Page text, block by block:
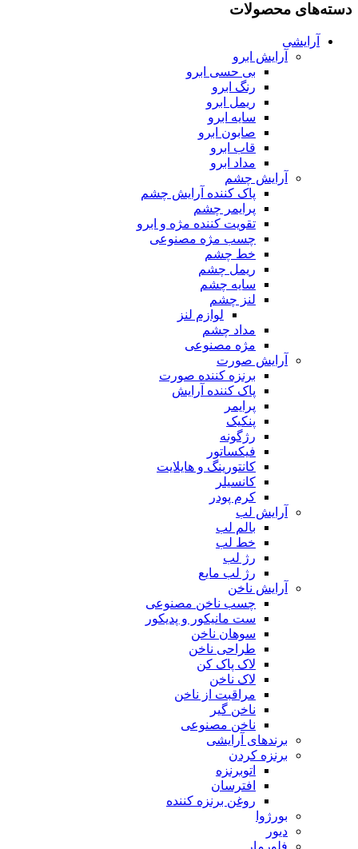
دسته‌های محصولات
آرایشی
آرایش ابرو
بی حسی ابرو
رنگ ابرو
ریمل ابرو
سایه ابرو
صابون ابرو
قاب ابرو
مداد ابرو
آرایش چشم
پاک کننده آرایش چشم
پرایمر چشم
تقویت کننده مژه و ابرو
چسب مژه مصنوعی
خط چشم
ریمل چشم
سایه چشم
لنز چشم
لوازم لنز
مداد چشم
مژه مصنوعی
آرایش صورت
برنزه کننده صورت
پاک کننده آرایش
پرایمر
پنکیک
رژگونه
فیکساتور
کانتورینگ و هایلایت
کانسیلر
کرم پودر
آرایش لب
بالم لب
خط لب
رژ لب
رژ لب مایع
آرایش ناخن
چسب ناخن مصنوعی
ست مانیکور و پدیکور
سوهان ناخن
طراحی ناخن
لاک پاک کن
لاک ناخن
مراقبت از ناخن
ناخن گیر
ناخن مصنوعی
برندهای آرایشی
برنزه کردن
اتوبرنزه
افترسان
روغن برنزه کننده
بورژوا
دیور
فلورمار